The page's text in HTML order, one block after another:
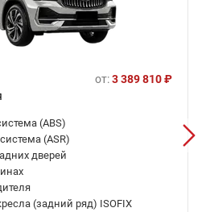
от:3 389 810 ₽
(ABS)
(ASR)
дверей
(задний ряд) ISOFIX